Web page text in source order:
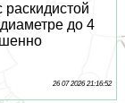
до 4
26 07 2026 21:16:52